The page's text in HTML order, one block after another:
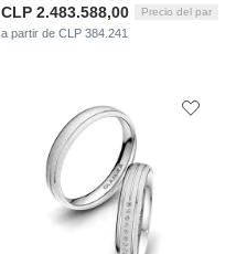
CLP 2.483.588,00 Precio del par
a partir de CLP 384.241